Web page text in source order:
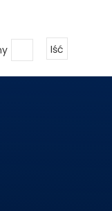
Iść